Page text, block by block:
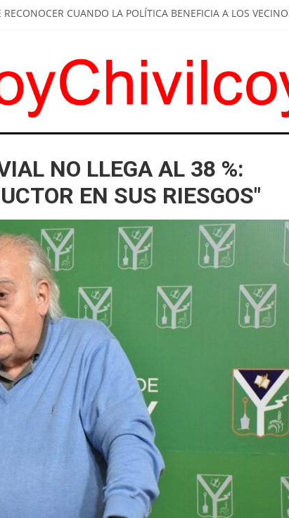
CUANDO LA POLÍTICA BENEFICIA A LOS
DE MOTOS SEGÚN LAS ESTADÍSTICAS
VEHICULAR EN ACCESOS Y RUTAS
NO LLEGA AL 38 %:
EN SUS RIESGOS"